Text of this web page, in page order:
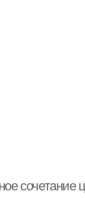
сочетание